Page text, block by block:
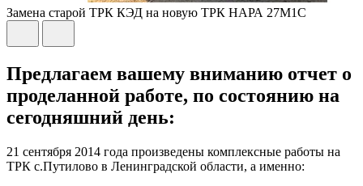
Замена старой ТРК КЭД на новую ТРК НАРА 27М1С
Предлагаем вашему вниманию отчет о
проделанной работе, по состоянию на
сегодняшний день:
21 сентября 2014 года произведены комплексные работы на
ТРК с.Путилово в Ленинградской области, а именно: